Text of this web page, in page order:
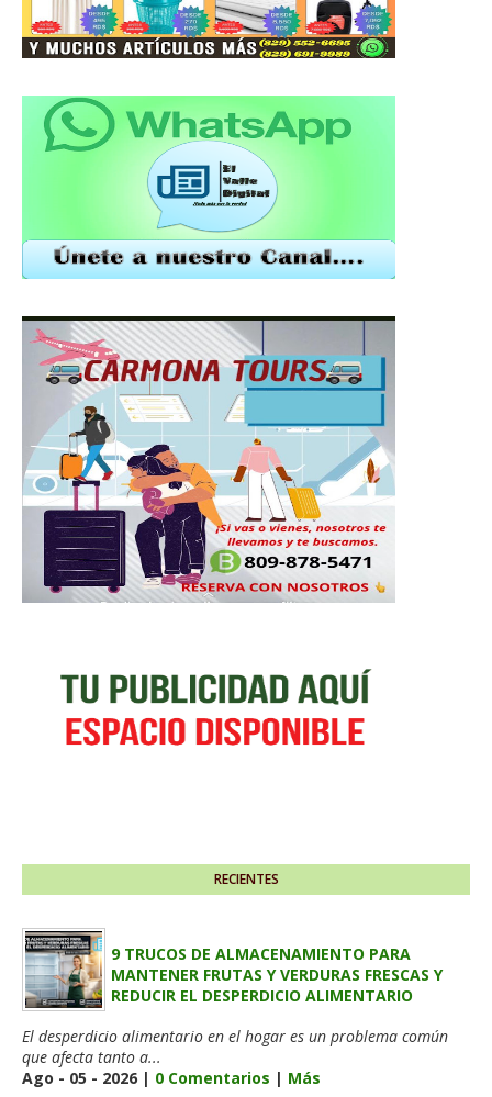
RECIENTES
9 TRUCOS DE ALMACENAMIENTO PARA
MANTENER FRUTAS Y VERDURAS FRESCAS Y
REDUCIR EL DESPERDICIO ALIMENTARIO
El desperdicio alimentario en el hogar es un problema común
que afecta tanto a...
Ago - 05 - 2026 | 0 Comentarios | Más